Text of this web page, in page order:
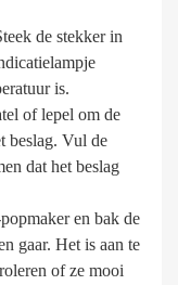
de stekker in
is.
of lepel om de
beslag. Vul de
dat het beslag
en bak de
gaar. Het is aan te
of ze mooi